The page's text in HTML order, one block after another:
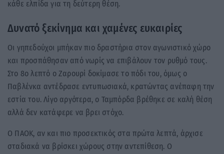
κάθε ελπίδα για τη δεύτερη θέση.
Δυνατό ξεκίνημα και χαμένες ευκαιρίες
Οι γηπεδούχοι μπήκαν πιο δραστήρια στον αγωνιστικό χώρο
και προσπάθησαν από νωρίς να επιβάλουν τον ρυθμό τους.
Στο 8ο λεπτό ο Ζαρουρί δοκίμασε το πόδι του, όμως ο
Παβλένκα αντέδρασε εντυπωσιακά, κρατώντας ανέπαφη την
εστία του. Λίγο αργότερα, ο Ταμπόρδα βρέθηκε σε καλή θέση
αλλά δεν κατάφερε να βρει στόχο.
Ο ΠΑΟΚ, αν και πιο προσεκτικός στα πρώτα λεπτά, άρχισε
σταδιακά να βρίσκει χώρους στην αντεπίθεση. Ο